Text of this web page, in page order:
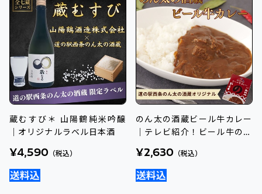
蔵むすび＊ 山陽鶴純米吟醸
｜オリジナルラベル日本酒
¥4,590 （税込）
のん太の酒蔵ビール牛カレー
｜テレビ紹介！ビール牛の旨
¥2,630 （税込）